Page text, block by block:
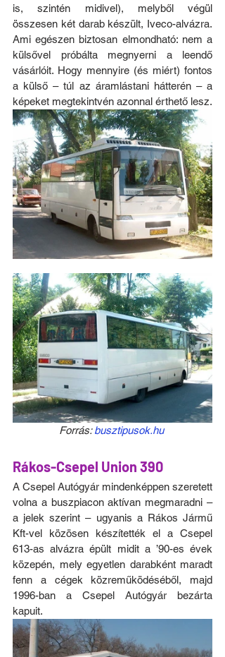
is, szintén midivel), melyből végül
összesen két darab készült, Iveco-alvázra.
Ami egészen biztosan elmondható: nem a
külsővel próbálta megnyerni a leendő
vásárlóit. Hogy mennyire (és miért) fontos
a külső – túl az áramlástani hátterén – a
képeket megtekintvén azonnal érthető lesz.
Forrás: busztipusok.hu
Rákos-Csepel Union 390
A Csepel Autógyár mindenképpen szeretett
volna a buszpiacon aktívan megmaradni –
a jelek szerint – ugyanis a Rákos Jármű
Kft-vel közösen készítették el a Csepel
613-as alvázra épült midit a ’90-es évek
közepén, mely egyetlen darabként maradt
fenn a cégek közreműködéséből, majd
1996-ban a Csepel Autógyár bezárta
kapuit.